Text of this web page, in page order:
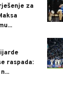
za
raspada: